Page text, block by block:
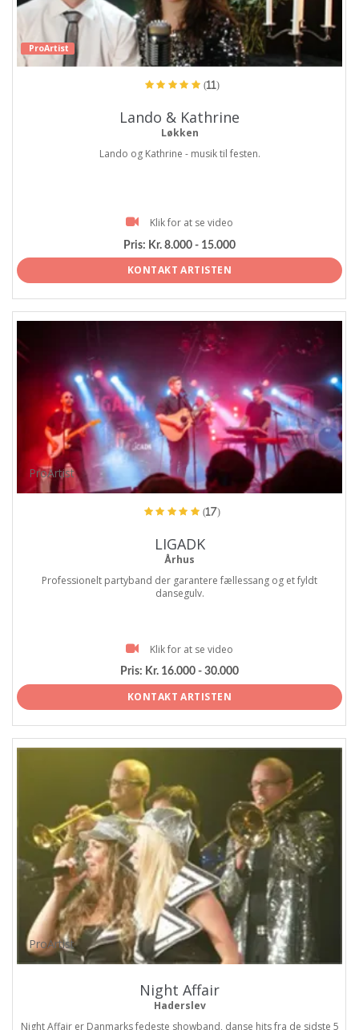
ProArtist
(11)
Lando & Kathrine
Løkken
Lando og Kathrine - musik til festen.
Klik for at se video
Pris: Kr. 8.000 - 15.000
KONTAKT ARTISTEN
ProArtist
(17)
LIGADK
Århus
Professionelt partyband der garantere fællessang og et fyldt
dansegulv.
Klik for at se video
Pris: Kr. 16.000 - 30.000
KONTAKT ARTISTEN
ProArtist
Night Affair
Haderslev
Night Affair er Danmarks fedeste showband, danse hits fra de sidste 5